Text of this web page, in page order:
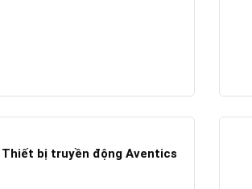
Thiết bị truyền động Aventics